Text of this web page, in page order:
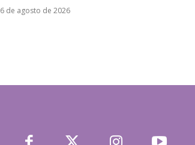
6 de agosto de 2026